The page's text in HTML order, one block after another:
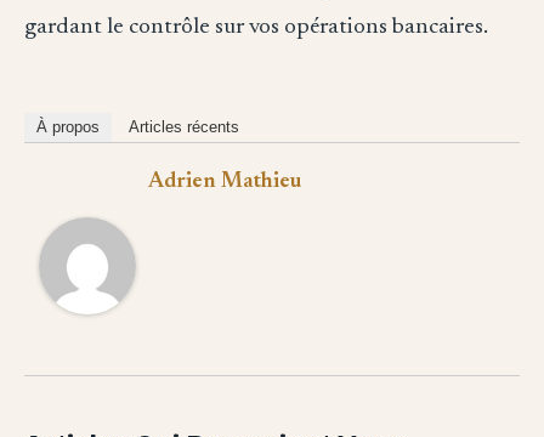
gardant le contrôle sur vos opérations bancaires.
À propos Articles récents
Adrien Mathieu